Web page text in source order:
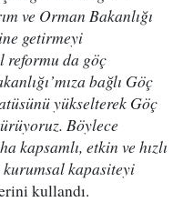
ve Orman Bakanlığı
getirmeyi
reformu da göç
bağlı Göç
yükselterek Göç
Böylece
kapsamlı, etkin ve hızlı
kapasiteyi
kullandı.